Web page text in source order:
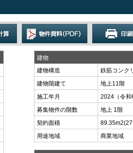
建物
建物構造
鉄筋コンク
建物階建て
地上11階
施工年月
2024（令
募集物件の階数
地上 1階
契約面積
89.35m2
用途地域
商業地域